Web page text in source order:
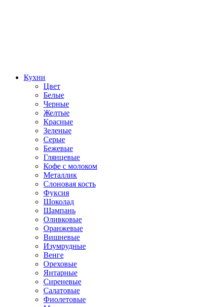
Кухни
Цвет
Белые
Черные
Желтые
Красные
Зеленые
Серые
Бежевые
Глянцевые
Кофе с молоком
Металлик
Слоновая кость
Фуксия
Шоколад
Шампань
Оливковые
Оранжевые
Вишневые
Изумрудные
Венге
Ореховые
Янтарные
Сиреневые
Салатовые
Фиолетовые